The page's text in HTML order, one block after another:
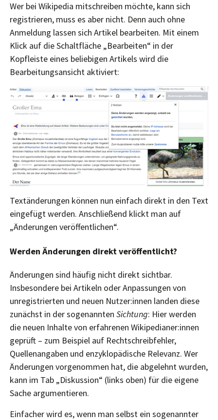
Wer bei Wikipedia mitschreiben möchte, kann sich
registrieren, muss es aber nicht. Denn auch ohne
Anmeldung lassen sich Artikel bearbeiten. Mit einem
Klick auf die Schaltfläche „Bearbeiten“ in der
Kopfleiste eines beliebigen Artikels wird die
Bearbeitungsansicht aktiviert:
Textänderungen können nun einfach direkt in den Text
eingefügt werden. Anschließend klickt man auf
„Änderungen veröffentlichen“.
Werden Änderungen direkt veröffentlicht?
Änderungen sind häufig nicht direkt sichtbar.
Insbesondere bei Artikeln oder Anpassungen von
unregistrierten und neuen Nutzer:innen landen diese
zunächst in der sogenannten Sichtung: Hier werden
die neuen Inhalte von erfahrenen Wikipedianer:innen
geprüft – zum Beispiel auf Rechtschreibfehler,
Quellenangaben und enzyklopädische Relevanz. Wer
Änderungen vorgenommen hat, die abgelehnt wurden,
kann im Tab „Diskussion“ (links oben) für die eigene
Sache argumentieren.
Einfacher wird es, wenn man selbst ein sogenannter